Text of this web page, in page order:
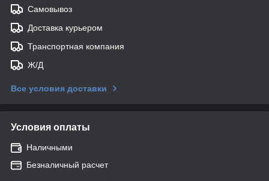
Самовывоз
Доставка курьером
Транспортная компания
Ж/Д
Все условия доставки
Условия оплаты
Наличными
Безналичный расчет